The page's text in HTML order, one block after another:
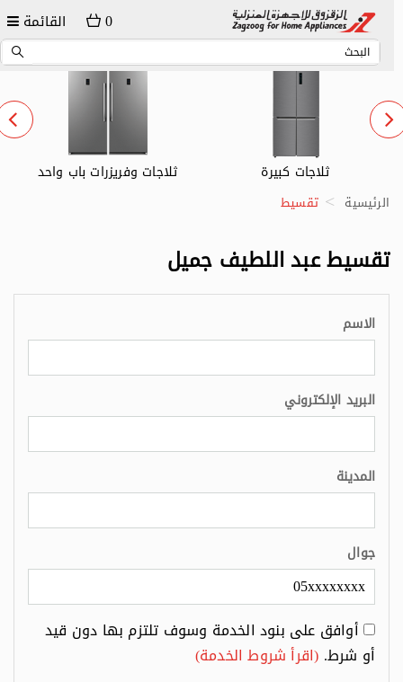
القائمة 0
ثلاجات كبيرة ثلاجات وفريزرات باب واحد
الرئيسية تقسيط
تقسيط عبد اللطيف جميل
الاسم
البريد الإلكتروني
المدينة
جوال
أوافق على بنود الخدمة وسوف تلتزم بها دون قيد
أو شرط. (اقرأ شروط الخدمة)